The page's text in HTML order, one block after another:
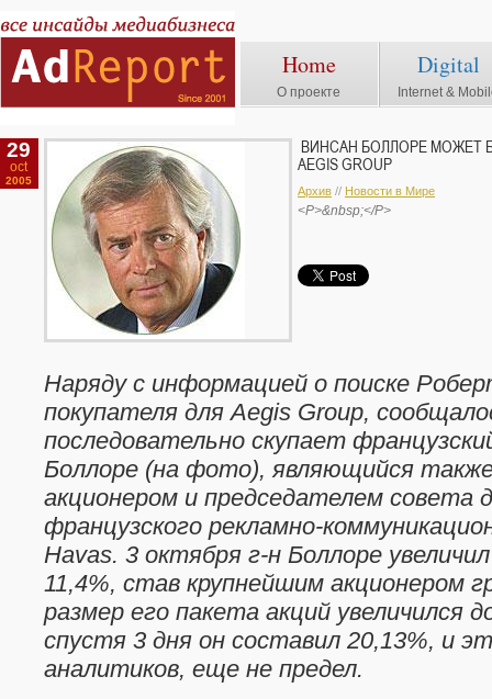
Home
О проекте
Digital
Internet &
29
oct
2005
ВИНСАН БОЛЛОРЕ МОЖЕТ
AEGIS GROUP
Архив // Новости в Мире
<P>&nbsp;</P>
Наряду с информацией о поиске
покупателя для Aegis Group,
последовательно скупает
Боллоре (на фото), являющийся
акционером и председателем совета
французского рекламно-
Havas. 3 октября г-н Боллоре
11,4%, став крупнейшим акционером
размер его пакета акций увеличился
спустя 3 дня он составил 20,13%, и
аналитиков, еще не предел.